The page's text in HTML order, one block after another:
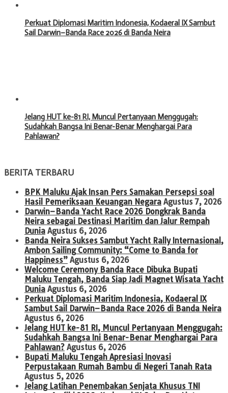
Perkuat Diplomasi Maritim Indonesia, Kodaeral IX Sambut
Sail Darwin–Banda Race 2026 di Banda Neira
Jelang HUT ke-81 RI, Muncul Pertanyaan Menggugah:
Sudahkah Bangsa Ini Benar-Benar Menghargai Para
Pahlawan?
BERITA TERBARU
BPK Maluku Ajak Insan Pers Samakan Persepsi soal
Hasil Pemeriksaan Keuangan Negara Agustus 7, 2026
Darwin–Banda Yacht Race 2026 Dongkrak Banda
Neira sebagai Destinasi Maritim dan Jalur Rempah
Dunia Agustus 6, 2026
Banda Neira Sukses Sambut Yacht Rally Internasional,
Ambon Sailing Community: “Come to Banda for
Happiness” Agustus 6, 2026
Welcome Ceremony Banda Race Dibuka Bupati
Maluku Tengah, Banda Siap Jadi Magnet Wisata Yacht
Dunia Agustus 6, 2026
Perkuat Diplomasi Maritim Indonesia, Kodaeral IX
Sambut Sail Darwin–Banda Race 2026 di Banda Neira
Agustus 6, 2026
Jelang HUT ke-81 RI, Muncul Pertanyaan Menggugah:
Sudahkah Bangsa Ini Benar-Benar Menghargai Para
Pahlawan? Agustus 6, 2026
Bupati Maluku Tengah Apresiasi Inovasi
Perpustakaan Rumah Bambu di Negeri Tanah Rata
Agustus 5, 2026
Jelang Latihan Penembakan Senjata Khusus TNI